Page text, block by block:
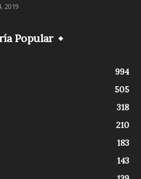
2019
Popular
994
505
318
210
183
143